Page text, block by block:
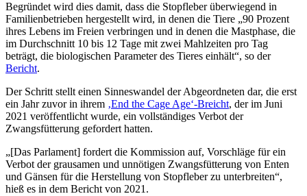
Begründet wird dies damit, dass die Stopfleber überwiegend in
Familienbetrieben hergestellt wird, in denen die Tiere „90 Prozent
ihres Lebens im Freien verbringen und in denen die Mastphase, die
im Durchschnitt 10 bis 12 Tage mit zwei Mahlzeiten pro Tag
beträgt, die biologischen Parameter des Tieres einhält“, so der
Bericht.
Der Schritt stellt einen Sinneswandel der Abgeordneten dar, die erst
ein Jahr zuvor in ihrem ‚End the Cage Age‘-Breicht, der im Juni
2021 veröffentlicht wurde, ein vollständiges Verbot der
Zwangsfütterung gefordert hatten.
„[Das Parlament] fordert die Kommission auf, Vorschläge für ein
Verbot der grausamen und unnötigen Zwangsfütterung von Enten
und Gänsen für die Herstellung von Stopfleber zu unterbreiten“,
hieß es in dem Bericht von 2021.